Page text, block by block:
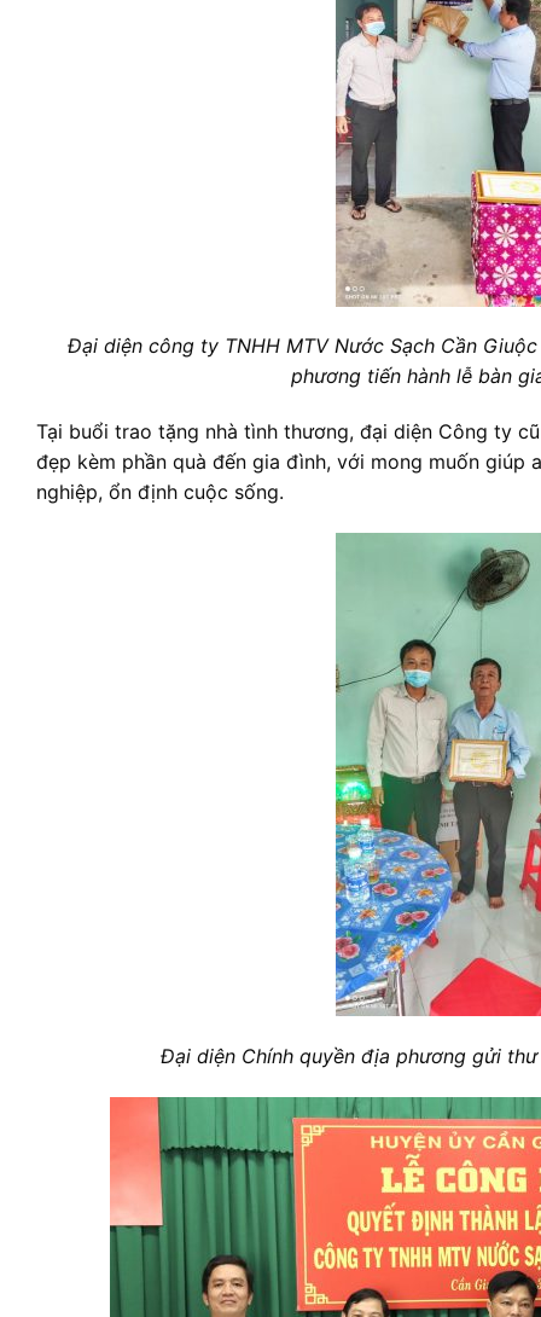
Đại diện công ty TNHH MTV Nước Sạch Cần
phương tiến hành lễ bàn
Tại buổi trao tặng nhà tình thương, đại diện Công ty
đẹp kèm phần quà đến gia đình, với mong muốn giúp
nghiệp, ổn định cuộc sống.
Đại diện Chính quyền địa phương gửi